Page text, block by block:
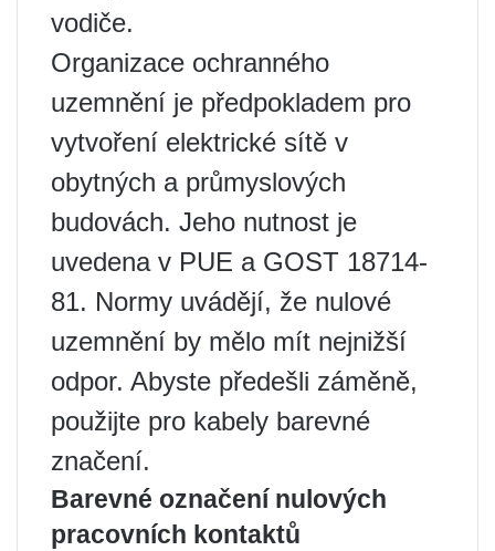
vodiče.
Organizace ochranného
uzemnění je předpokladem pro
vytvoření elektrické sítě v
obytných a průmyslových
budovách. Jeho nutnost je
uvedena v PUE a GOST 18714-
81. Normy uvádějí, že nulové
uzemnění by mělo mít nejnižší
odpor. Abyste předešli záměně,
použijte pro kabely barevné
značení.
Barevné označení nulových
pracovních kontaktů